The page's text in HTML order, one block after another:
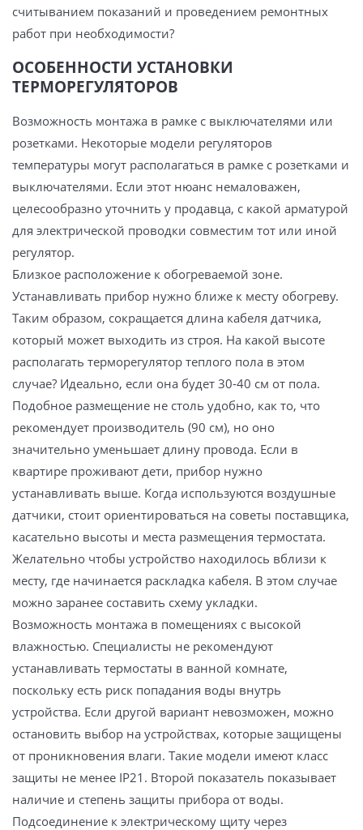
считыванием показаний и проведением ремонтных
работ при необходимости?
ОСОБЕННОСТИ УСТАНОВКИ
ТЕРМОРЕГУЛЯТОРОВ
Возможность монтажа в рамке с выключателями или
розетками. Некоторые модели регуляторов
температуры могут располагаться в рамке с розетками и
выключателями. Если этот нюанс немаловажен,
целесообразно уточнить у продавца, с какой арматурой
для электрической проводки совместим тот или иной
регулятор.
Близкое расположение к обогреваемой зоне.
Устанавливать прибор нужно ближе к месту обогреву.
Таким образом, сокращается длина кабеля датчика,
который может выходить из строя. На какой высоте
располагать терморегулятор теплого пола в этом
случае? Идеально, если она будет 30-40 см от пола.
Подобное размещение не столь удобно, как то, что
рекомендует производитель (90 см), но оно
значительно уменьшает длину провода. Если в
квартире проживают дети, прибор нужно
устанавливать выше. Когда используются воздушные
датчики, стоит ориентироваться на советы поставщика,
касательно высоты и места размещения термостата.
Желательно чтобы устройство находилось вблизи к
месту, где начинается раскладка кабеля. В этом случае
можно заранее составить схему укладки.
Возможность монтажа в помещениях с высокой
влажностью. Специалисты не рекомендуют
устанавливать термостаты в ванной комнате,
поскольку есть риск попадания воды внутрь
устройства. Если другой вариант невозможен, можно
остановить выбор на устройствах, которые защищены
от проникновения влаги. Такие модели имеют класс
защиты не менее IP21. Второй показатель показывает
наличие и степень защиты прибора от воды.
Подсоединение к электрическому щиту через